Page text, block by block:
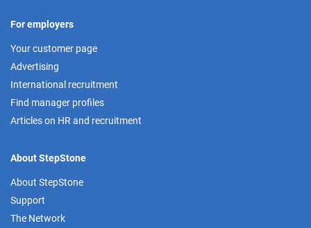
For employers
Your customer page
Advertising
International recruitment
Find manager profiles
Articles on HR and recruitment
About StepStone
About StepStone
Support
The Network